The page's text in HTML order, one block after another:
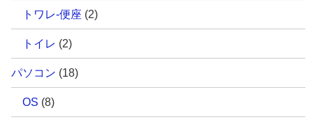
トワレ-便座 (2)
トイレ (2)
パソコン (18)
OS (8)